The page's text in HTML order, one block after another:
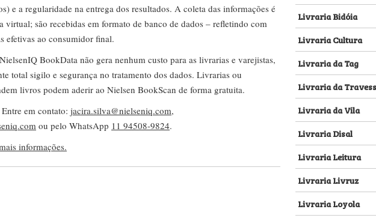
e a regularidade na entrega dos resultados. A coleta das informações é
virtual; são recebidas em formato de banco de dados – refletindo com
efetivas ao consumidor final.
BookData não gera nenhum custo para as livrarias e varejistas,
total sigilo e segurança no tratamento dos dados. Livrarias ou
livros podem aderir ao Nielsen BookScan de forma gratuita.
em contato: jacira.silva@nielseniq.com,
ou pelo WhatsApp 11 94508-9824.
informações.
Livraria Bidóia
Livraria Cultura
Livraria da Tag
Livraria da
Livraria da Vila
Livraria Disal
Livraria Leitura
Livraria Livruz
Livraria Loyola